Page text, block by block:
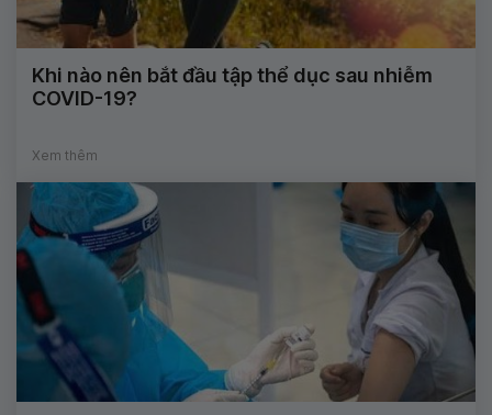
Khi nào nên bắt đầu tập thể dục sau nhiễm
COVID-19?
Xem thêm